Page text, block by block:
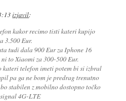
izjavil:
kakor recimo tisti kateri kupijo
3.500 Eur.
tudi dala 900 Eur za Iphone 16
to Xiaomi za 300-500 Eur.
kateri telefon imeti potem bi si izbral
pa ga ne bom je predrag trenutno
stabilen z mobilno dostopno točko
4G-LTE